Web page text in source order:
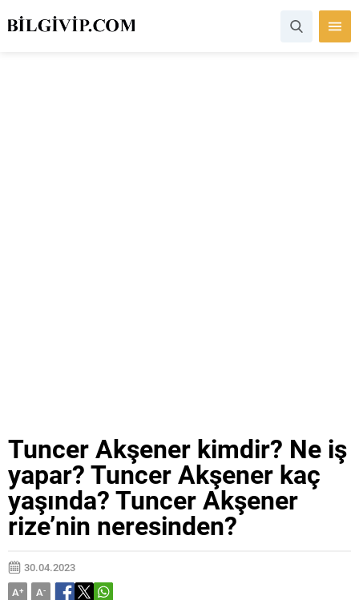
Tuncer Akşener kimdir? Ne iş
yapar? Tuncer Akşener kaç
yaşında? Tuncer Akşener
rize’nin neresinden?
30.04.2023
A+ A-